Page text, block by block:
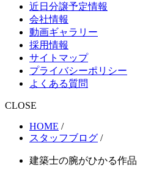
近日分譲予定情報
会社情報
動画ギャラリー
採用情報
サイトマップ
プライバシーポリシー
よくある質問
CLOSE
HOME /
スタッフブログ /
建築士の腕がひかる作品